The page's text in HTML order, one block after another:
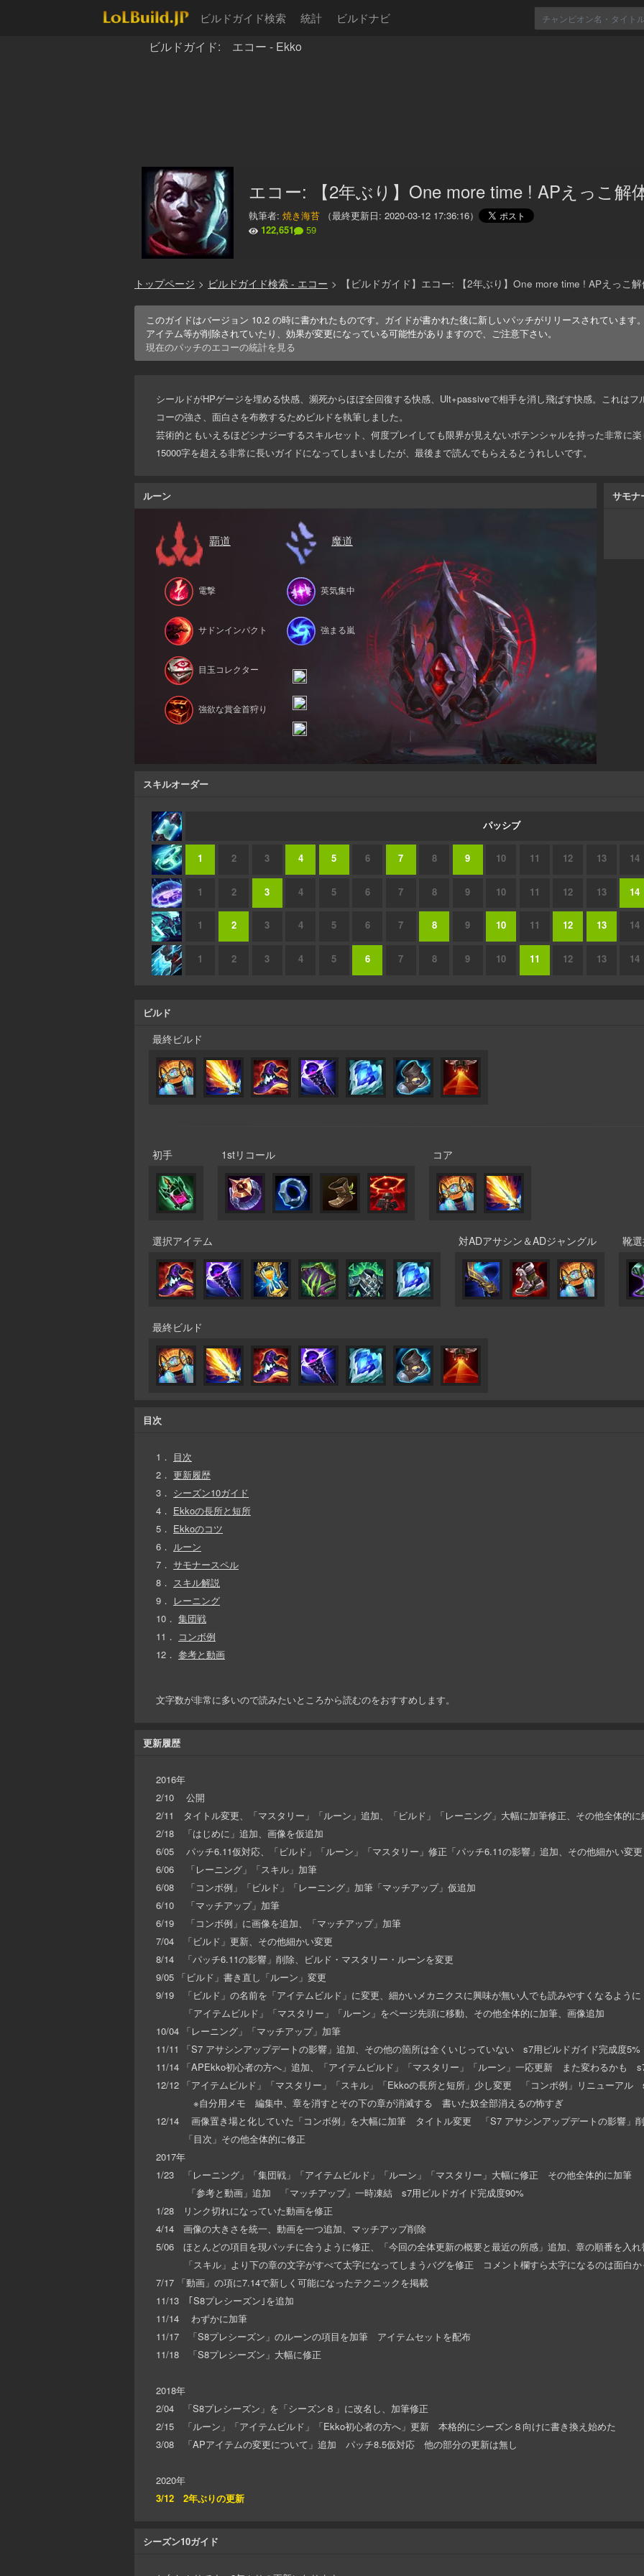
ビルドガイド検索 統計 ビルドナビ
ビルドガイド: エコー - Ekko
エコー: 【2年ぶり】One more time ! APえっこ解
執筆者: 焼き海苔 （最終更新日: 2020-03-12 17:36:16）
122,651
59
トップページ > ビルドガイド検索 - エコー > 【ビルドガイド】エコー: 【2年ぶり】One more time ! APえっこ
このガイドはバージョン 10.2 の時に書かれたものです。ガイドが書かれた後に新しいパッチがリリースされています
アイテム等が削除されていたり、効果が変更になっている可能性がありますので、ご注意下さい。
現在のパッチのエコーの統計を見る
シールドがHPゲージを埋める快感、瀕死からほぼ全回復する快感、Ult+passiveで相手を消し飛ばす快感。これは
コーの強さ、面白さを布教するためビルドを執筆しました。
芸術的ともいえるほどシナジーするスキルセット、何度プレイしても限界が見えないポテンシャルを持った非常に
15000字を超える非常に長いガイドになってしまいましたが、最後まで読んでもらえるとうれしいです。
ルーン
覇道
電撃
サドンインパクト
目玉コレクター
強欲な賞金首狩り
魔道
英気集中
強まる嵐
サモナ
スキルオーダー
パッシブ
1 2 3 4 5 6 7 8 9 10 11 12 13 14
1 2 3 4 5 6 7 8 9 10 11 12 13 14
1 2 3 4 5 6 7 8 9 10 11 12 13 14
1 2 3 4 5 6 7 8 9 10 11 12 13 14
ビルド
最終ビルド
初手 1stリコール コア
選択アイテム 対ADアサシン＆ADジャングル 靴
最終ビルド
目次
1． 目次
2． 更新履歴
3． シーズン10ガイド
4． Ekkoの長所と短所
5． Ekkoのコツ
6． ルーン
7． サモナースペル
8． スキル解説
9． レーニング
10． 集団戦
11． コンボ例
12． 参考と動画
文字数が非常に多いので読みたいところから読むのをおすすめします。
更新履歴
2016年
2/10 公開
2/11 タイトル変更、「マスタリー」「ルーン」追加、「ビルド」「レーニング」大幅に加筆修正、その他全体的に
2/18 「はじめに」追加、画像を仮追加
6/05 パッチ6.11仮対応、「ビルド」「ルーン」「マスタリー」修正「パッチ6.11の影響」追加、その他細かい変更
6/06 「レーニング」「スキル」加筆
6/08 「コンボ例」「ビルド」「レーニング」加筆「マッチアップ」仮追加
6/10 「マッチアップ」加筆
6/19 「コンボ例」に画像を追加、「マッチアップ」加筆
7/04 「ビルド」更新、その他細かい変更
8/14 「パッチ6.11の影響」削除、ビルド・マスタリー・ルーンを変更
9/05 「ビルド」書き直し「ルーン」変更
9/19 「ビルド」の名前を「アイテムビルド」に変更、細かいメカニクスに興味が無い人でも読みやすくなるように
「アイテムビルド」「マスタリー」「ルーン」をページ先頭に移動、その他全体的に加筆、画像追加
10/04 「レーニング」「マッチアップ」加筆
11/11 「S7 アサシンアップデートの影響」追加、その他の箇所は全くいじっていない s7用ビルドガイド完成度5%
11/14 「APEkko初心者の方へ」追加、「アイテムビルド」「マスタリー」「ルーン」一応更新 また変わるかも
12/12 「アイテムビルド」「マスタリー」「スキル」「Ekkoの長所と短所」少し変更 「コンボ例」リニューアル
※自分用メモ 編集中、章を消すとその下の章が消滅する 書いた奴全部消えるの怖すぎ
12/14 画像置き場と化していた「コンボ例」を大幅に加筆 タイトル変更 「S7 アサシンアップデートの影響」
「目次」その他全体的に修正
2017年
1/23 「レーニング」「集団戦」「アイテムビルド」「ルーン」「マスタリー」大幅に修正 その他全体的に加筆
「参考と動画」追加 「マッチアップ」一時凍結 s7用ビルドガイド完成度90%
1/28 リンク切れになっていた動画を修正
4/14 画像の大きさを統一、動画を一つ追加、マッチアップ削除
5/06 ほとんどの項目を現パッチに合うように修正、「今回の全体更新の概要と最近の所感」追加、章の順番を入れ
「スキル」より下の章の文字がすべて太字になってしまうバグを修正 コメント欄すら太字になるのは面白か
7/17 「動画」の項に7.14で新しく可能になったテクニックを掲載
11/13 ｢S8プレシーズン｣を追加
11/14 わずかに加筆
11/17 「S8プレシーズン」のルーンの項目を加筆 アイテムセットを配布
11/18 「S8プレシーズン」大幅に修正
2018年
2/04 「S8プレシーズン」を「シーズン８」に改名し、加筆修正
2/15 「ルーン」「アイテムビルド」「Ekko初心者の方へ」更新 本格的にシーズン８向けに書き換え始めた
3/08 「APアイテムの変更について」追加 パッチ8.5仮対応 他の部分の更新は無し
2020年
3/12 2年ぶりの更新
シーズン10ガイド